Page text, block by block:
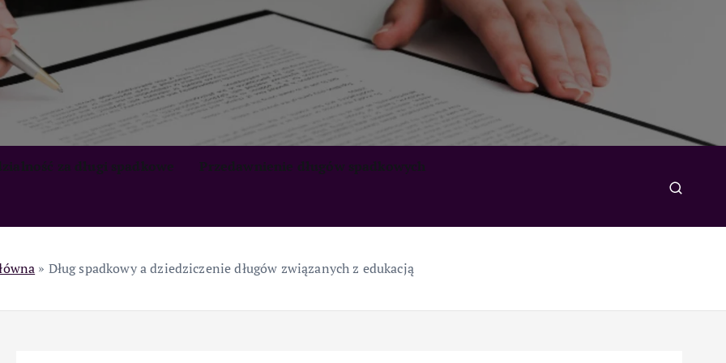
» Dług spadkowy a dziedziczenie długów związanych z edukacją